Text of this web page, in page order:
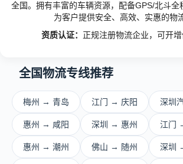
全国。拥有丰富的车辆资源，配备GPS/北斗全
为客户提供安全、高效、实惠的物
资质认证： 正规注册物流企业，可开增
全国物流专线推荐
梅州 → 青岛 江门 → 庆阳 深圳
惠州 → 咸阳 深圳 → 惠州 江门
惠州 → 潮州 佛山 → 随州 深圳